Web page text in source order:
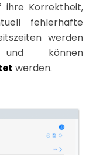
ihre Korrektheit,
fehlerhafte
werden
und können
werden.